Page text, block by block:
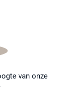
van onze